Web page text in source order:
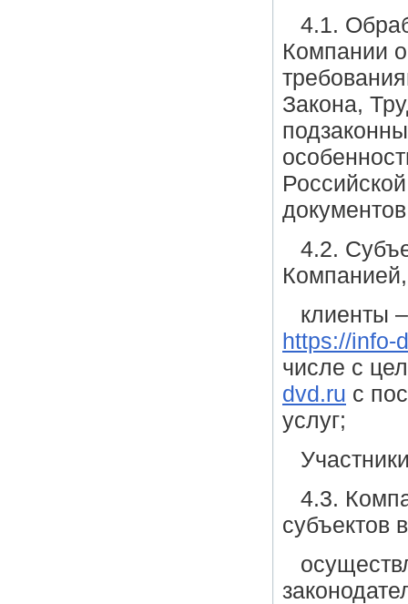
4.1.
Компании
Закона,
4.2.
клиенты
https://info-
числе с
dvd.ru с
услуг;
4.3.
субъектов